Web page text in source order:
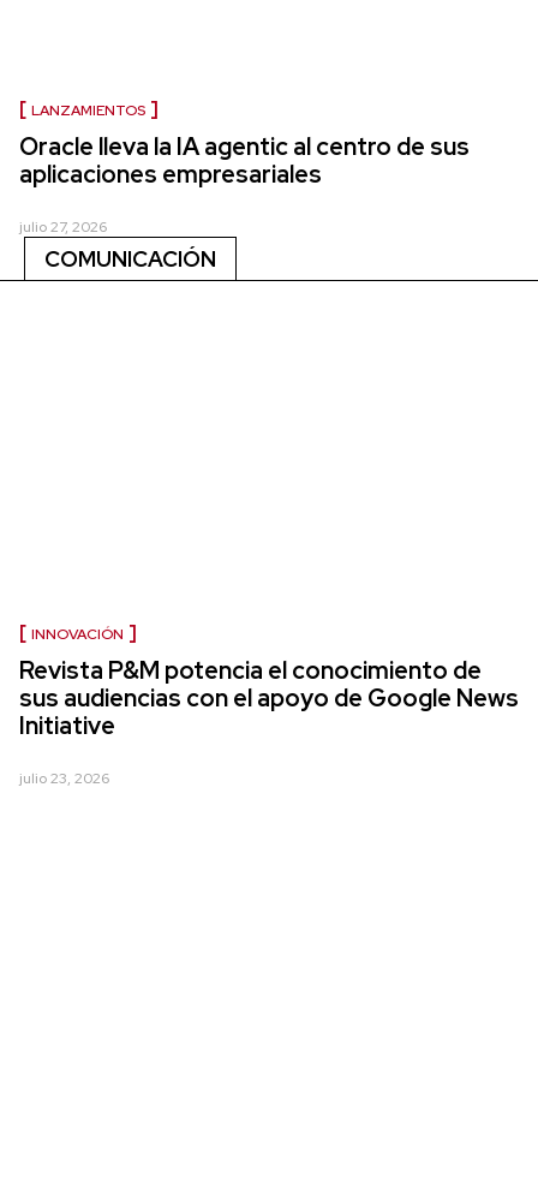
LANZAMIENTOS
Oracle lleva la IA agentic al centro de sus
aplicaciones empresariales
julio 27, 2026
COMUNICACIÓN
INNOVACIÓN
Revista P&M potencia el conocimiento de
sus audiencias con el apoyo de Google News
Initiative
julio 23, 2026